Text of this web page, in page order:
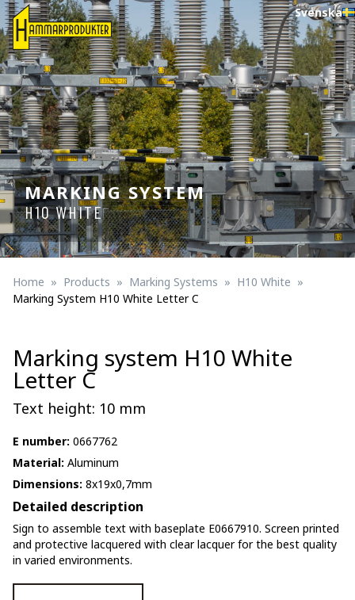
Svenska
MARKING SYSTEM
H10 WHITE
Home Products Marking Systems
H10 White
Marking System H10 White Letter C
Marking system H10 White
Letter C
Text height: 10 mm
E number: 0667762
Material: Aluminum
Dimensions: 8x19x0,7mm
Detailed description
Sign to assemble text with baseplate E0667910. Screen printed
and protective lacquered with clear lacquer for the best quality
in varied environments.